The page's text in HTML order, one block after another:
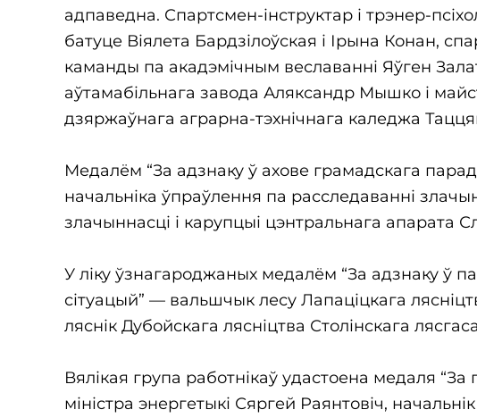
адпаведна. Спартсмен-інструктар і трэнер-
батуце Віялета Бардзілоўская і Ірына Конан,
каманды па акадэмічным веславанні Яўген
аўтамабільнага завода Аляксандр Мышко і
дзяржаўнага аграрна-тэхнічнага каледжа
Медалём “За адзнаку ў ахове грамадскага
начальніка ўпраўлення па расследаванні
злачыннасці і карупцыі цэнтральнага апарата
У ліку ўзнагароджаных медалём “За адзнаку ў
сітуацый” — вальшчык лесу Лапаціцкага
ляснік Дубойскага лясніцтва Столінскага
Вялікая група работнікаў удастоена медаля
міністра энергетыкі Сяргей Раянтовіч,